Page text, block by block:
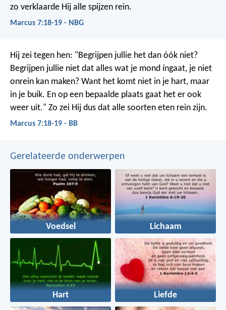
zo verklaarde Hij alle spijzen rein.
Marcus 7:18-19 - NBG
Hij zei tegen hen: "Begrijpen jullie het dan óók niet?
Begrijpen jullie niet dat alles wat je mond íngaat, je niet
onrein kan maken? Want het komt niet in je hart, maar
in je buik. En op een bepaalde plaats gaat het er ook
weer uit." Zo zei Hij dus dat alle soorten eten rein zijn.
Marcus 7:18-19 - BB
Gerelateerde onderwerpen
Voedsel Lichaam
Hart Liefde